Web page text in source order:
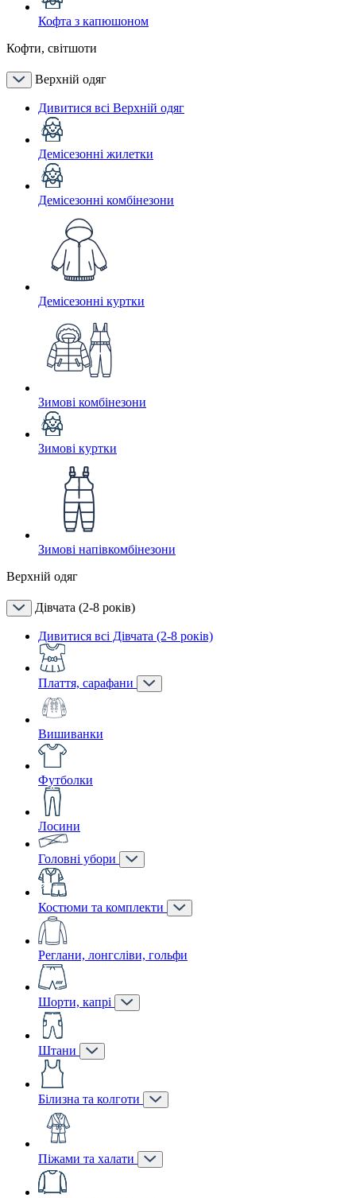
Кофта з капюшоном
Кофти, світшоти
Верхній одяг
Дивитися всі Верхній одяг
Демісезонні жилетки
Демісезонні комбінезони
Демісезонні куртки
Зимові комбінезони
Зимові куртки
Зимові напівкомбінезони
Верхній одяг
Дівчата (2-8 років)
Дивитися всі Дівчата (2-8 років)
Плаття, сарафани
Вишиванки
Футболки
Лосини
Головні убори
Костюми та комплекти
Реглани, лонгсліви, гольфи
Шорти, капрі
Штани
Білизна та колготи
Піжами та халати